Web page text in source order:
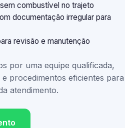
combustível no trajeto
documentação irregular para
revisão e manutenção
por uma equipe qualificada,
procedimentos eficientes para
atendimento.